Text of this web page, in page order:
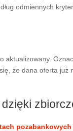
odmiennych
aktualizowany.
że dana oferta już